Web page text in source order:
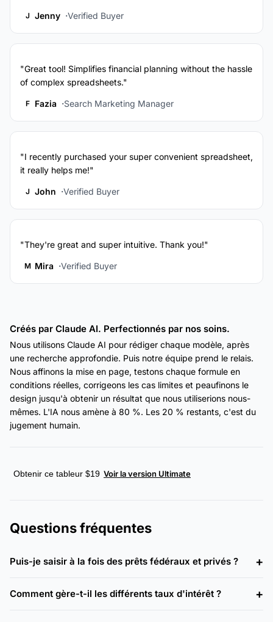
J Jenny Verified Buyer
"Great tool! Simplifies financial planning without the hassle
of complex spreadsheets."
F Fazia Search Marketing Manager
"I recently purchased your super convenient spreadsheet,
it really helps me!"
J John Verified Buyer
"They're great and super intuitive. Thank you!"
M Mira Verified Buyer
Créés par Claude AI. Perfectionnés par nos soins.
Nous utilisons Claude AI pour rédiger chaque modèle, après
une recherche approfondie. Puis notre équipe prend le relais.
Nous affinons la mise en page, testons chaque formule en
conditions réelles, corrigeons les cas limites et peaufinons le
design jusqu'à obtenir un résultat que nous utiliserions nous-
mêmes. L'IA nous amène à 80 %. Les 20 % restants, c'est du
jugement humain.
Obtenir ce tableur $19 Voir la version Ultimate
Questions fréquentes
Puis-je saisir à la fois des prêts fédéraux et privés ?
Comment gère-t-il les différents taux d'intérêt ?